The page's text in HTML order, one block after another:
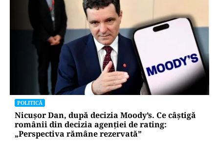
POLITICĂ
Nicușor Dan, după decizia Moody’s. Ce câștigă
românii din decizia agenției de rating:
„Perspectiva rămâne rezervată”